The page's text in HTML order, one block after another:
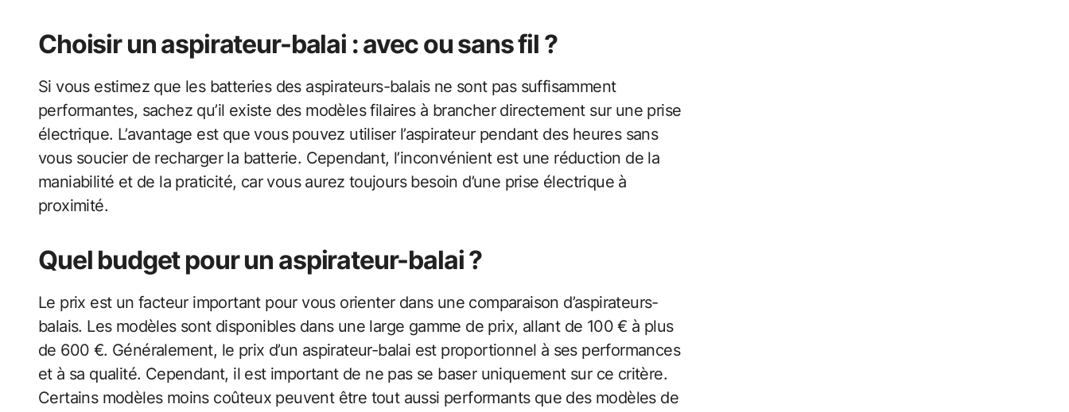
Choisir un aspirateur-balai : avec ou sans fil ?
Si vous estimez que les batteries des aspirateurs-balais ne sont pas suffisamment
performantes, sachez qu’il existe des modèles filaires à brancher directement sur une prise
électrique. L’avantage est que vous pouvez utiliser l’aspirateur pendant des heures sans
vous soucier de recharger la batterie. Cependant, l’inconvénient est une réduction de la
maniabilité et de la praticité, car vous aurez toujours besoin d’une prise électrique à
proximité.
Quel budget pour un aspirateur-balai ?
Le prix est un facteur important pour vous orienter dans une comparaison d’aspirateurs-
balais. Les modèles sont disponibles dans une large gamme de prix, allant de 100 € à plus
de 600 €. Généralement, le prix d’un aspirateur-balai est proportionnel à ses performances
et à sa qualité. Cependant, il est important de ne pas se baser uniquement sur ce critère.
Certains modèles moins coûteux peuvent être tout aussi performants que des modèles de